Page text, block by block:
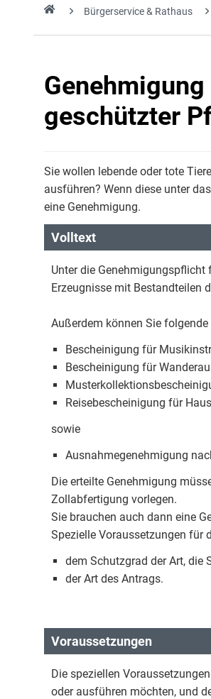
Bürgerservice & Rathaus
geschützter
Sie wollen lebende oder tote
ausführen? Wenn diese unter
eine Genehmigung.
Volltext
Unter die Genehmigungspflicht
Erzeugnisse mit Bestandteilen
Außerdem können Sie
Bescheinigung für
Bescheinigung für
Reisebescheinigung für
sowie
Ausnahmegenehmigung
Die erteilte Genehmigung
Zollabfertigung vorlegen.
Sie brauchen auch dann eine
Spezielle Voraussetzungen für
dem Schutzgrad der Art, die
der Art des Antrags.
Voraussetzungen
Die speziellen
oder ausführen möchten, und